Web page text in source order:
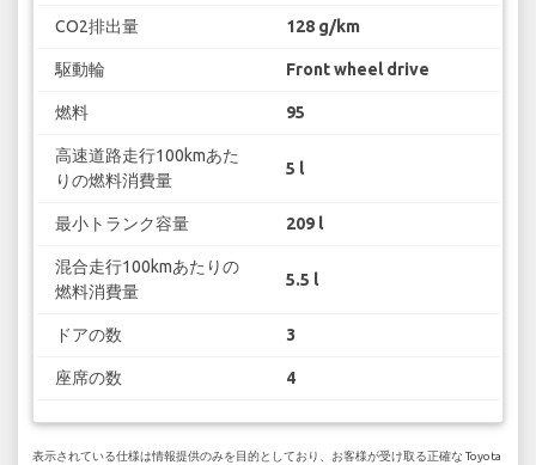
CO2排出量 128 g/km
駆動輪 Front wheel drive
燃料 95
高速道路走行100kmあた
りの燃料消費量
5 l
最小トランク容量 209 l
混合走行100kmあたりの
燃料消費量
5.5 l
ドアの数 3
座席の数 4
表示されている仕様は情報提供のみを目的としており、お客様が受け取る正確な Toyota